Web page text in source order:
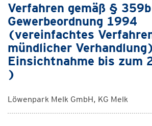
Verfahren gemäß § 359b
Gewerbeordnung 1994
(vereinfachtes
mündlicher
Einsichtnahme bis zum
)
Löwenpark Melk GmbH, KG Melk